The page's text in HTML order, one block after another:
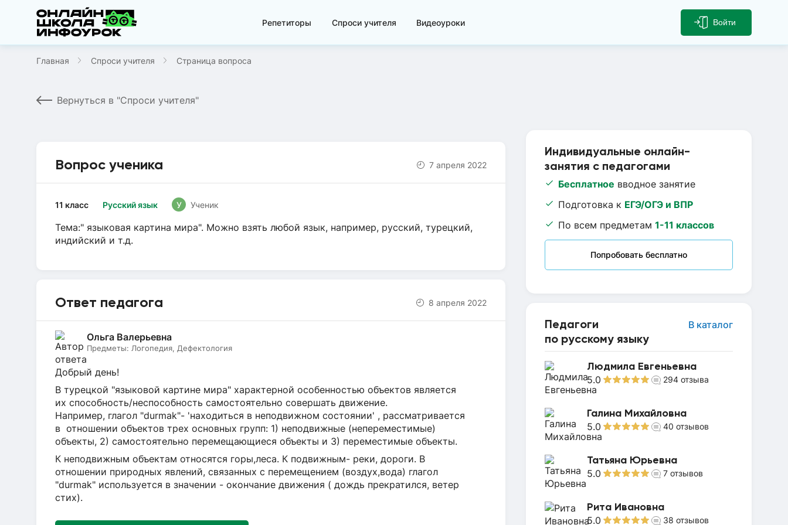
Репетиторы Спроси учителя Видеоуроки Войти
Главная Спроси учителя Страница вопроса
Вернуться в "Спроси учителя"
Индивидуальные онлайн-
занятия с педагогами
Бесплатное вводное занятие
Подготовка к ЕГЭ/ОГЭ и ВПР
По всем предметам 1-11 классов
Попробовать бесплатно
Педагоги
по русскому языку
В каталог
Людмила Евгеньевна
5.0 294 отзыва
Галина Михайловна
5.0 40 отзывов
Татьяна Юрьевна
5.0 7 отзывов
Рита Ивановна
5.0 38 отзывов
Вопрос ученика 7 апреля 2022
Русский язык
11 класс У Ученик
Тема:" языковая картина мира". Можно взять любой язык, например, русский, турецкий,
индийский и т.д.
Ответ педагога 8 апреля 2022
Ольга Валерьевна
Предметы: Логопедия, Дефектология
Добрый день!
В турецкой "языковой картине мира" характерной особенностью объектов является
их способность/неспособность самостоятельно совершать движение.
Например, глагол "durmak"- 'находиться в неподвижном состоянии' , рассматривается
в отношении объектов трех основных групп: 1) неподвижные (непереместимые)
объекты, 2) самостоятельно перемещающиеся объекты и 3) переместимые объекты.
К неподвижным объектам относятся горы,леса. К подвижным- реки, дороги. В
отношении природных явлений, связанных с перемещением (воздух,вода) глагол
"durmak" используется в значении - окончание движения ( дождь прекратился, ветер
стих).